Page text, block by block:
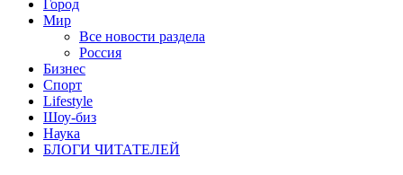
Город
Мир
Все новости раздела
Россия
Бизнес
Спорт
Lifestyle
Шоу-биз
Наука
БЛОГИ ЧИТАТЕЛЕЙ